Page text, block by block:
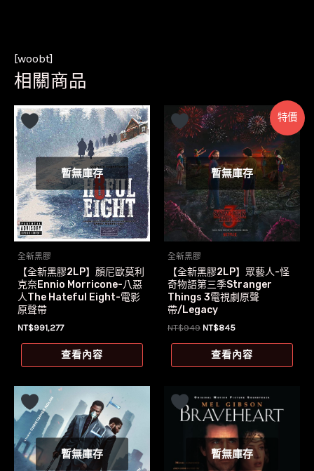
[woobt]
相關商品
暫無庫存
全新黑膠
【全新黑膠2LP】顏尼歐莫利
克奈Ennio Morricone-八惡
人The Hateful Eight-電影
原聲帶
NT$991,277
查看內容
特價
暫無庫存
全新黑膠
【全新黑膠2LP】眾藝人-怪
奇物語第三季Stranger
Things 3電視劇原聲
帶/Legacy
NT$949 原
格：
NT$845目
價
格：
查看內容
暫無庫存 暫無庫存